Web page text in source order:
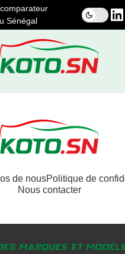
Sénégal
de nousPolitique de
Nous contacter
marques et